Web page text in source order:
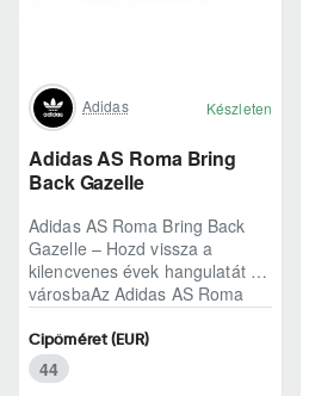
Adidas Készleten
Adidas AS Roma Bring
Back Gazelle
Adidas AS Roma Bring Back
Gazelle – Hozd vissza a
kilencvenes évek hangulatát a
városbaAz Adidas AS Roma
egyszerű sneaker, hane..
Cipőméret (EUR)
44